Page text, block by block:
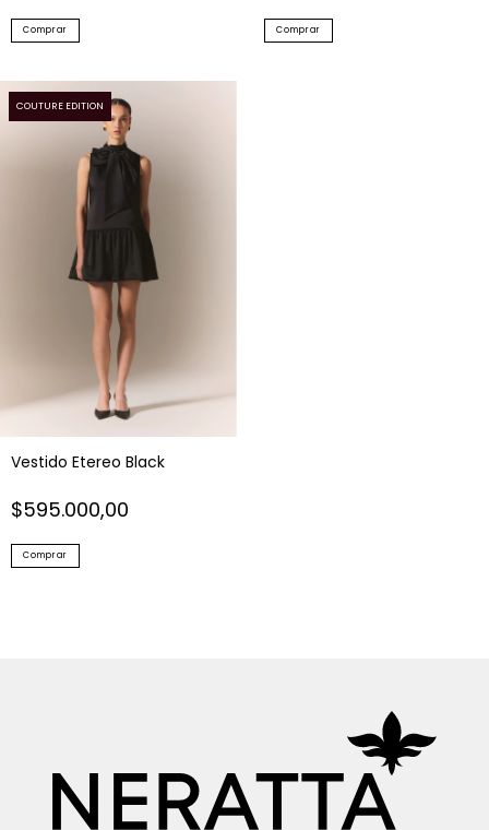
Comprar Comprar
COUTURE EDITION
Vestido Etereo Black
$595.000,00
Comprar